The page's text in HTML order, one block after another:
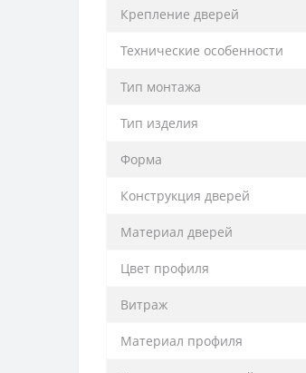
Крепление дверей
Технические особенности
Тип монтажа
Тип изделия
Форма
Конструкция дверей
Материал дверей
Цвет профиля
Витраж
Материал профиля